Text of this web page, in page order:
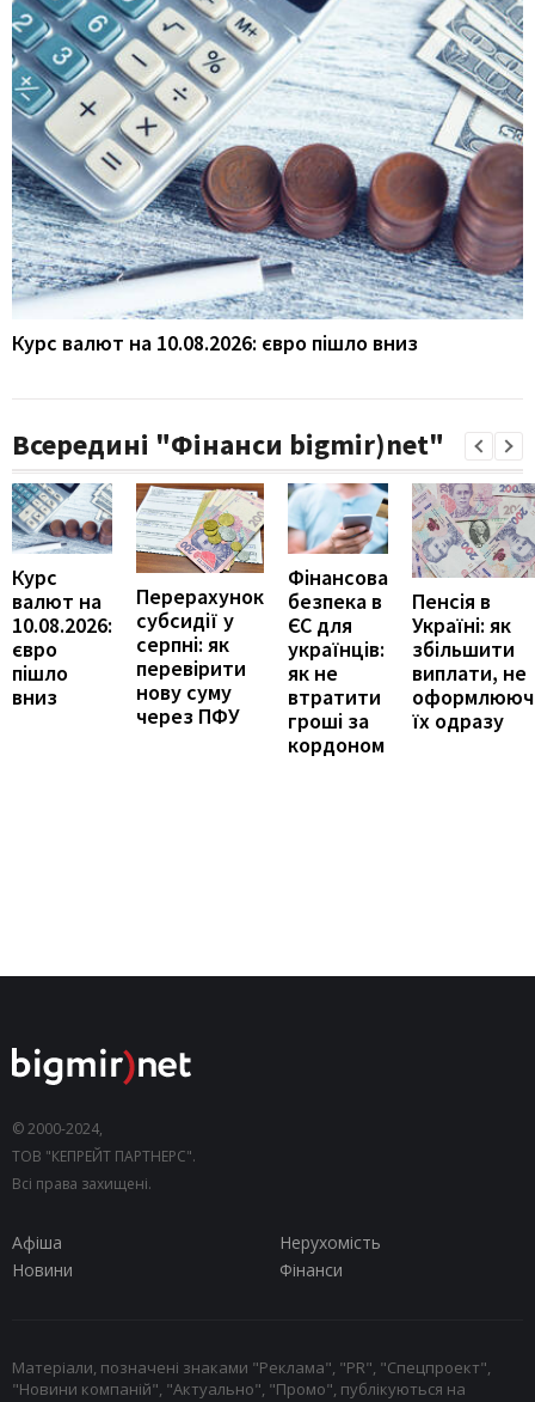
Курс валют на 10.08.2026: євро пішло вниз
Всередині "Фінанси bigmir)net"
Курс
валют на
10.08.2026:
євро
пішло
вниз
Перерахунок
субсидії у
серпні: як
перевірити
нову суму
через ПФУ
Фінансова
безпека в
ЄС для
українців:
як не
втратити
гроші за
кордоном
Пенсія в
Україні: як
збільшити
виплати, не
їх одразу
© 2000-2024,
ТОВ "КЕПРЕЙТ ПАРТНЕРС".
Всі права захищені.
Афіша
Нерухомість
Новини
Фінанси
Матеріали, позначені знаками "Реклама", "PR", "Спецпроект",
"Новини компаній", "Актуально", "Промо", публікуються на